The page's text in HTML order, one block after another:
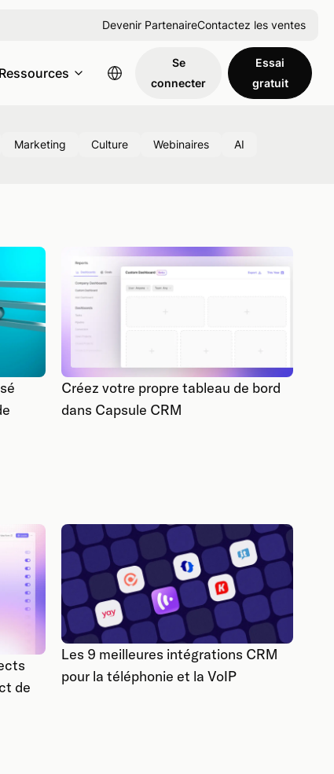
Devenir PartenaireContactez les ventes
Ressources
Se
connecter
Essai
gratuit
Marketing Culture Webinaires AI
Créez votre propre tableau de bord
dans Capsule CRM
de
Les 9 meilleures intégrations CRM
pour la téléphonie et la VoIP